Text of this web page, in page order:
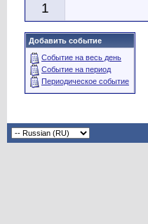
1
Добавить событие
Событие на весь день
Событие на период
Периодическое событие